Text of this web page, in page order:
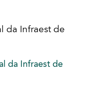
da Infraest de
da Infraest de